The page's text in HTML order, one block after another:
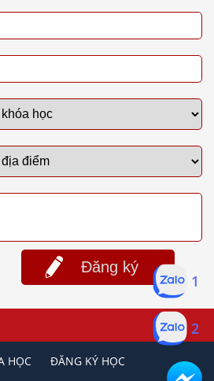
Đăng ký
ĐĂNG KÍ HỌC
Tư vấn facebook
HỌC ĐĂNG KÝ HỌC
1
2